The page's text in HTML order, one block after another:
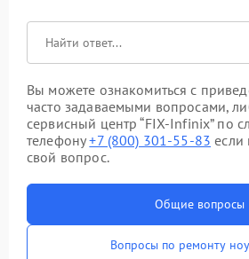
Вы можете ознакомиться с
часто задаваемыми вопросами,
сервисный центр “FIX-Infinix” по
телефону+7 (800) 301-55-83 если
свой вопрос.
Общие вопросы
Вопросы по ремонту